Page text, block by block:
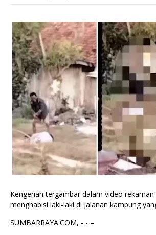
Kengerian tergambar dalam video
menghabisi laki-laki di jalanan kampung
SUMBARRAYA.COM, - - –